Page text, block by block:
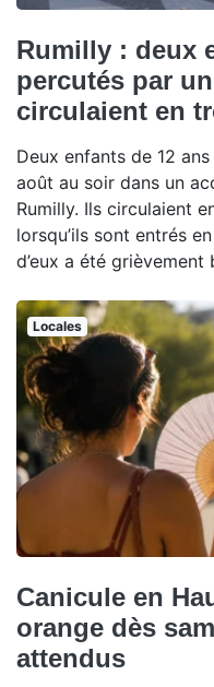
Rumilly : deux
percutés par
circulaient en
Deux enfants de 12
août au soir dans un
Rumilly. Ils circulaient
lorsqu’ils sont entrés
d’eux a été grièvement
Locales
Canicule en
orange dès
attendus